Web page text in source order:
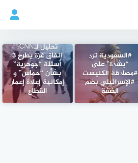
#السعودية ترد
“بشدة” على
#مصادقة الكنيست
#الإسرائيلي بضم
الضفة
تحليل لـCNN:
اتفاق غزة يطرح 3
أسئلة “جوهرية”
بشأن “حماس” و
إمكانية إعادة إعمار
القطاع